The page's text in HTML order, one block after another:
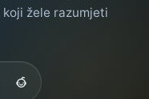
žele razumjeti